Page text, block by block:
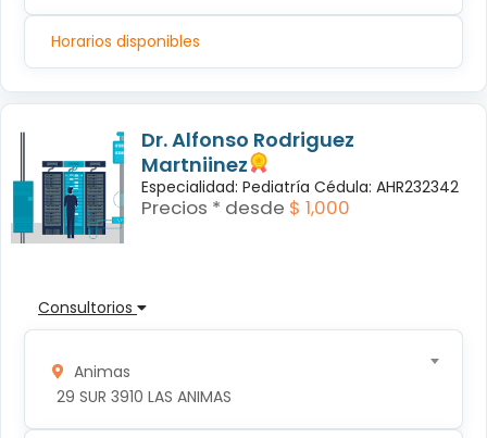
Horarios disponibles
Dr. Alfonso Rodriguez
Martniinez
Especialidad: Pediatría Cédula: AHR232342
Precios * desde $ 1,000
Consultorios
Animas
29 SUR 3910 LAS ANIMAS